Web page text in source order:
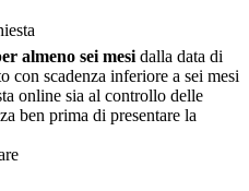
almeno sei mesi dalla data di
con scadenza inferiore a sei mesi
online sia al controllo delle
ben prima di presentare la